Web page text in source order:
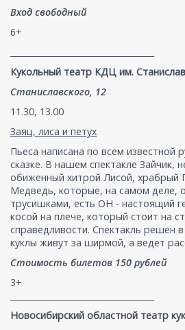
Вход свободный
6+
Кукольный театр КДЦ им.
Станиславского, 12
11.30, 13.00
Заяц, лиса и петух
Пьеса написана по всем известной
сказке. В нашем спектакле Зайчик,
обиженный хитрой Лисой, храбрый
Медведь, которые, на самом деле,
трусишками, есть ОН - настоящий
косой на плече, который стоит на
справедливости. Спектакль решен
куклы живут за ширмой, а ведет
Стоимость билетов 150 рублей
3+
Новосибирский областной театр